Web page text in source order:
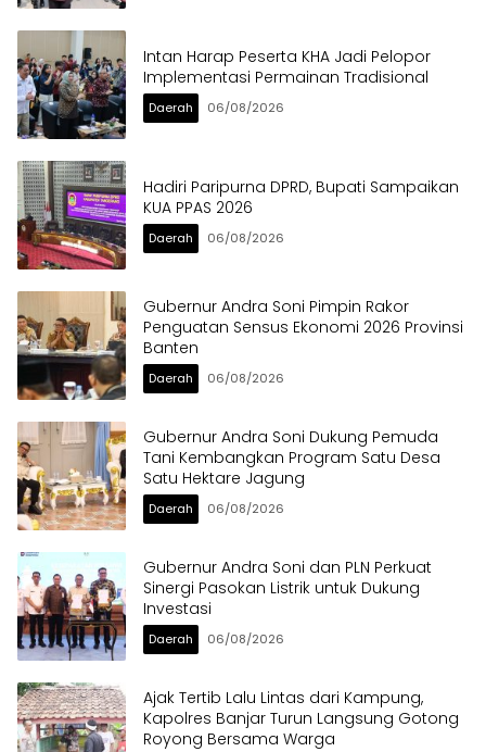
Intan Harap Peserta KHA Jadi Pelopor
Implementasi Permainan Tradisional
Daerah 06/08/2026
Hadiri Paripurna DPRD, Bupati Sampaikan
KUA PPAS 2026
Daerah 06/08/2026
Gubernur Andra Soni Pimpin Rakor
Penguatan Sensus Ekonomi 2026 Provinsi
Banten
Daerah 06/08/2026
Gubernur Andra Soni Dukung Pemuda
Tani Kembangkan Program Satu Desa
Satu Hektare Jagung
Daerah 06/08/2026
Gubernur Andra Soni dan PLN Perkuat
Sinergi Pasokan Listrik untuk Dukung
Investasi
Daerah 06/08/2026
Ajak Tertib Lalu Lintas dari Kampung,
Kapolres Banjar Turun Langsung Gotong
Royong Bersama Warga